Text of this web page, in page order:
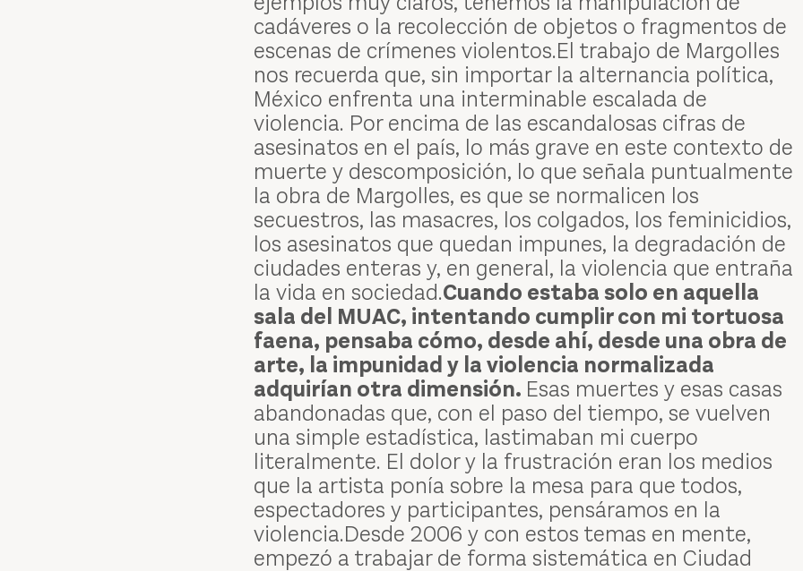
cadáveres o la recolección de objetos o fragmentos de
escenas de crímenes violentos.El trabajo de Margolles
nos recuerda que, sin importar la alternancia política,
México enfrenta una interminable escalada de
violencia. Por encima de las escandalosas cifras de
asesinatos en el país, lo más grave en este contexto de
muerte y descomposición, lo que señala puntualmente
la obra de Margolles, es que se normalicen los
secuestros, las masacres, los colgados, los feminicidios,
los asesinatos que quedan impunes, la degradación de
ciudades enteras y, en general, la violencia que entraña
la vida en sociedad.Cuando estaba solo en aquella
sala del MUAC, intentando cumplir con mi tortuosa
faena, pensaba cómo, desde ahí, desde una obra de
arte, la impunidad y la violencia normalizada
adquirían otra dimensión. Esas muertes y esas casas
abandonadas que, con el paso del tiempo, se vuelven
una simple estadística, lastimaban mi cuerpo
literalmente. El dolor y la frustración eran los medios
que la artista ponía sobre la mesa para que todos,
espectadores y participantes, pensáramos en la
violencia.Desde 2006 y con estos temas en mente,
empezó a trabajar de forma sistemática en Ciudad